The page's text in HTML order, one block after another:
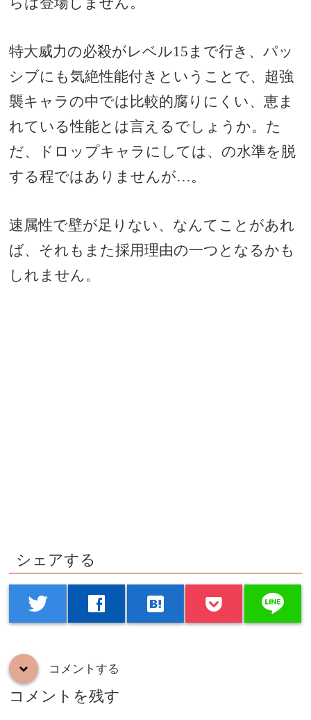
特大威力の必殺がレベル15まで行き、パッ
シブにも気絶性能付きということで、超強
襲キャラの中では比較的腐りにくい、恵ま
れている性能とは言えるでしょうか。た
だ、ドロップキャラにしては、の水準を脱
する程ではありませんが…。
速属性で壁が足りない、なんてことがあれ
ば、それもまた採用理由の一つとなるかも
しれません。
シェアする
twitter facebook hatenabookmark line
down コメントする
コメントを残す